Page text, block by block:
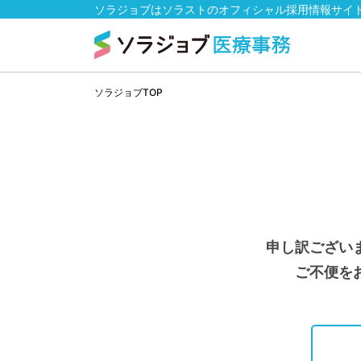
ソラジョブはソラストのオフィシャル採用情報サイ
ソラジョブTOP
申し訳ござい
ご不便を